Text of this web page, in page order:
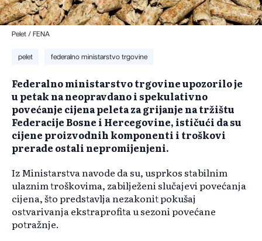
Pelet / FENA
pelet federalno ministarstvo trgovine
Federalno ministarstvo trgovine upozorilo je
u petak na neopravdano i spekulativno
povećanje cijena peleta za grijanje na tržištu
Federacije Bosne i Hercegovine, ističući da su
cijene proizvodnih komponenti i troškovi
prerade ostali nepromijenjeni.
Iz Ministarstva navode da su, usprkos stabilnim
ulaznim troškovima, zabilježeni slučajevi povećanja
cijena, što predstavlja nezakonit pokušaj
ostvarivanja ekstraprofita u sezoni povećane
potražnje.